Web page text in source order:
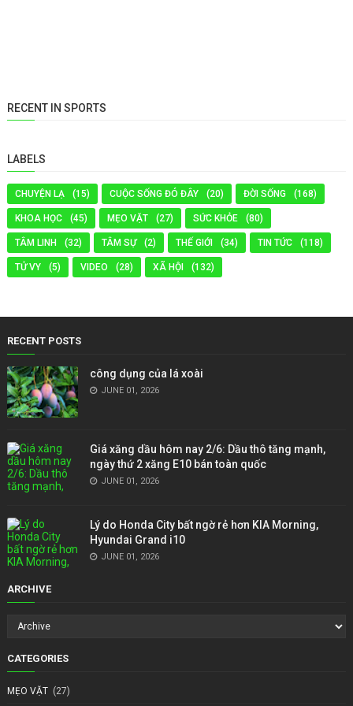
RECENT IN SPORTS
LABELS
CHUYỆN LẠ (15) CUỘC SỐNG ĐÓ ĐÂY (20) ĐỜI SỐNG (168)
KHOA HỌC (45) MẸO VẶT (27) SỨC KHỎE (80)
TÂM LINH (32) TÂM SỰ (2) THẾ GIỚI (34) TIN TỨC (118)
TỬ VY (5) VIDEO (28) XÃ HỘI (132)
RECENT POSTS
công dụng của lá xoài
JUNE 01, 2026
Giá xăng dầu hôm nay 2/6: Dầu thô tăng mạnh,
ngày thứ 2 xăng E10 bán toàn quốc
JUNE 01, 2026
Lý do Honda City bất ngờ rẻ hơn KIA Morning,
Hyundai Grand i10
JUNE 01, 2026
ARCHIVE
CATEGORIES
MẸO VẶT (27)